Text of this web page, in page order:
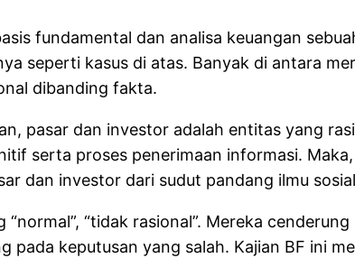
fundamental dan analisa keuangan
seperti kasus di atas. Banyak di antara
dibanding fakta.
pasar dan investor adalah entitas yang
serta proses penerimaan informasi.
dan investor dari sudut pandang ilmu
“normal”, “tidak rasional”. Mereka
pada keputusan yang salah. Kajian BF ini